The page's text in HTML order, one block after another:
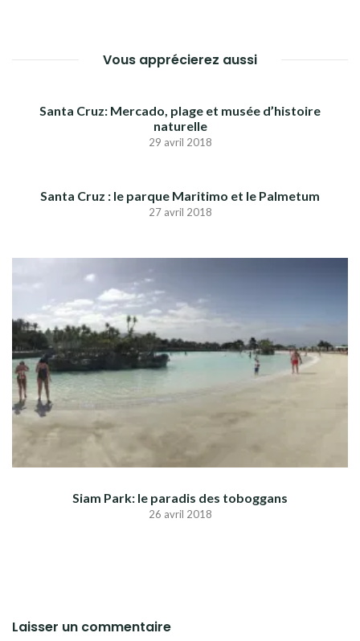
Vous apprécierez aussi
Santa Cruz: Mercado, plage et musée d’histoire
naturelle
29 avril 2018
Santa Cruz : le parque Maritimo et le Palmetum
27 avril 2018
Siam Park: le paradis des toboggans
26 avril 2018
Laisser un commentaire